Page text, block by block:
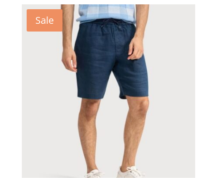
Sale